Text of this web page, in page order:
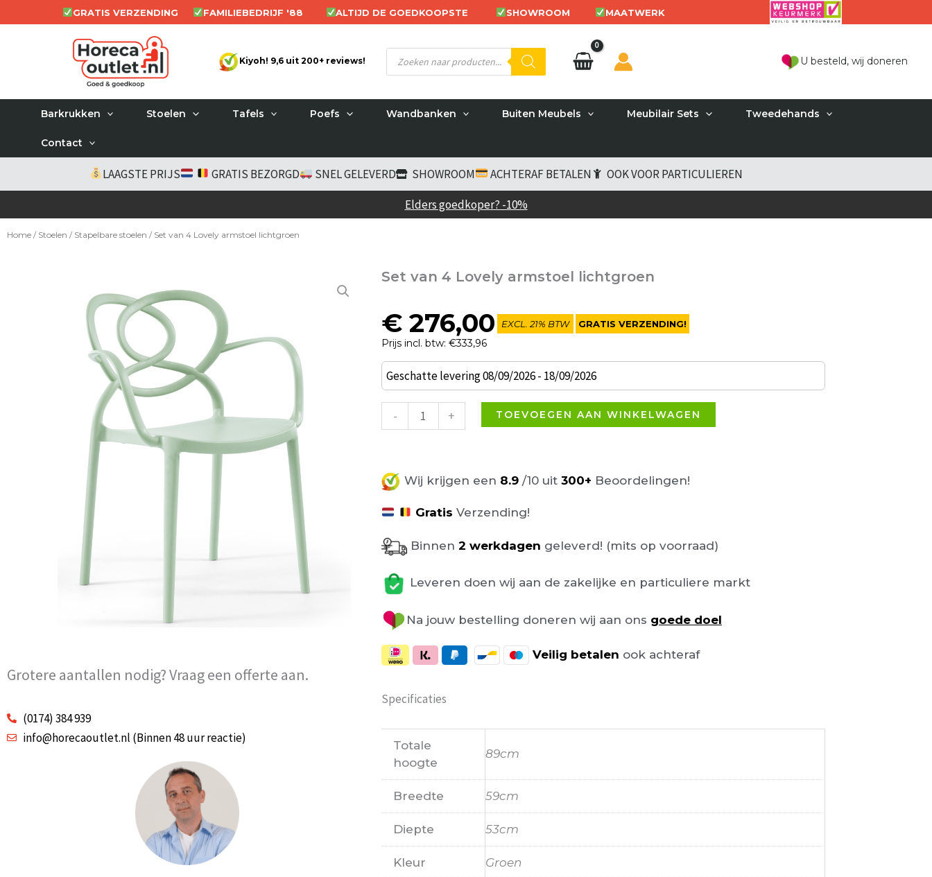
naar
GRATIS VERZENDING FAMILIEBEDRIJF '88 ALTIJD DE GOEDKOOPSTE SHOWROOM MAATWERK
Kiyoh! 9,6 uit 200+ reviews!
Producten
zoeken U besteld, wij doneren
Barkrukken Stoelen Tafels Poefs Wandbanken Buiten Meubels Meubilair Sets Tweedehands
Contact
LAAGSTE PRIJS GRATIS BEZORGD SNEL GELEVERD SHOWROOM ACHTERAF BETALEN
OOK VOOR PARTICULIEREN
Elders goedkoper? -10%
Home / Stoelen / Stapelbare stoelen / Set van 4 Lovely armstoel lichtgroen
Grotere aantallen nodig? Vraag een offerte aan.
(0174) 384 939
info@horecaoutlet.nl (Binnen 48 uur reactie)
Set van 4 Lovely armstoel lichtgroen
€ 276,00
Prijs incl. btw: €333,96
EXCL. 21% BTW GRATIS VERZENDING!
Geschatte levering 08/09/2026 - 18/09/2026
-
Set
van
Lovely
lichtgroen
aantal
+ TOEVOEGEN AAN WINKELWAGEN
Wij krijgen een 8.9 /10 uit 300+ Beoordelingen!
Gratis Verzending!
Binnen 2 werkdagen geleverd! (mits op voorraad)
Leveren doen wij aan de zakelijke en particuliere markt
Na jouw bestelling doneren wij aan ons goede doel
Veilig betalen ook achteraf
Specificaties
Totale
hoogte
89cm
Breedte 59cm
Diepte 53cm
Kleur Groen